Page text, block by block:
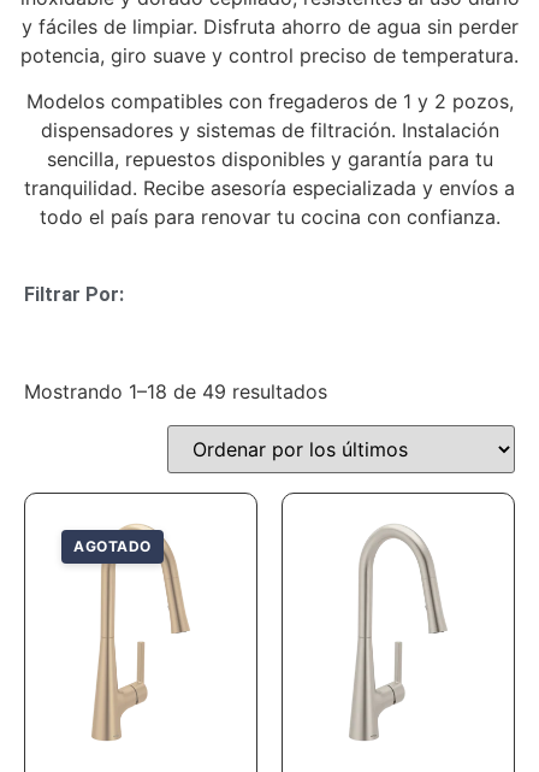
y fáciles de limpiar. Disfruta ahorro de agua sin perder
potencia, giro suave y control preciso de temperatura.
Modelos compatibles con fregaderos de 1 y 2 pozos,
dispensadores y sistemas de filtración. Instalación
sencilla, repuestos disponibles y garantía para tu
tranquilidad. Recibe asesoría especializada y envíos a
todo el país para renovar tu cocina con confianza.
Filtrar Por:
Mostrando 1–18 de 49 resultados